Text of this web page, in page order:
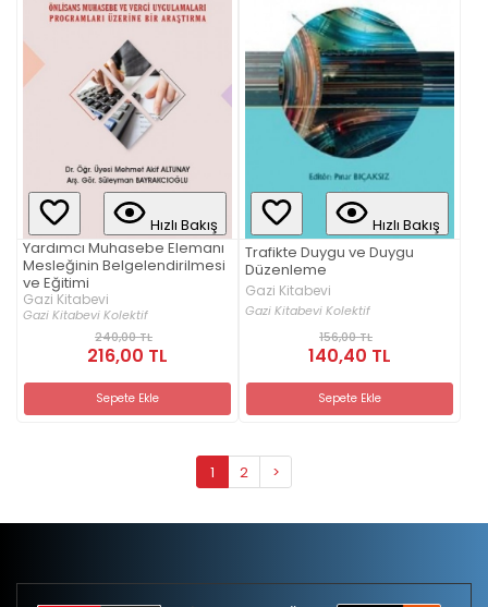
Hızlı Bakış
Yardımcı Muhasebe Elemanı
Mesleğinin Belgelendirilmesi
ve Eğitimi
Gazi Kitabevi
Gazi Kitabevi Kolektif
240,00 TL
216,00 TL
Sepete Ekle
Hızlı Bakış
Trafikte Duygu ve Duygu
Düzenleme
Gazi Kitabevi
Gazi Kitabevi Kolektif
156,00 TL
140,40 TL
Sepete Ekle
1 2 >